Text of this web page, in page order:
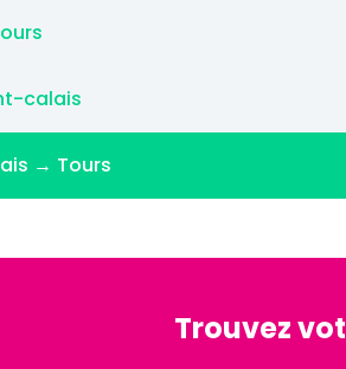
calais
→ Tours
Trouvez